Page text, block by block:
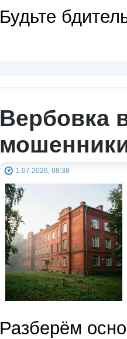
Будьте
Вербовка
1.07.2026, 08:38
Разберём